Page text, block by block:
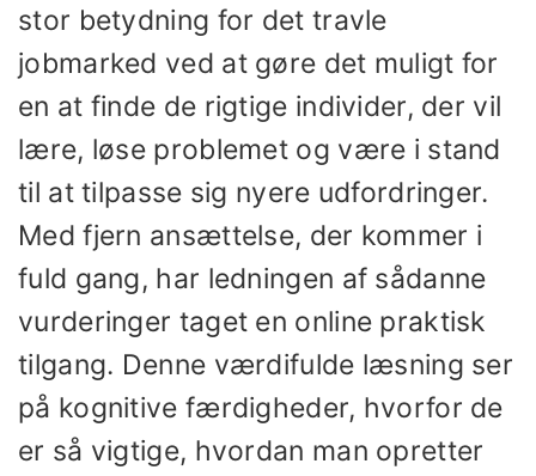
stor betydning for det travle
jobmarked ved at gøre det muligt for
en at finde de rigtige individer, der vil
lære, løse problemet og være i stand
til at tilpasse sig nyere udfordringer.
Med fjern ansættelse, der kommer i
fuld gang, har ledningen af ​​sådanne
vurderinger taget en online praktisk
tilgang. Denne værdifulde læsning ser
på kognitive færdigheder, hvorfor de
er så vigtige, hvordan man opretter